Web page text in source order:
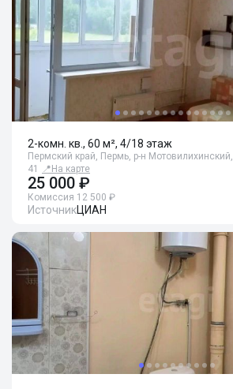
2-комн. кв., 60 м², 4/18 этаж
Пермский край, Пермь, р-н
41
📍 На карте
25 000 ₽
Комиссия 12 500 ₽
ИсточникЦИАН